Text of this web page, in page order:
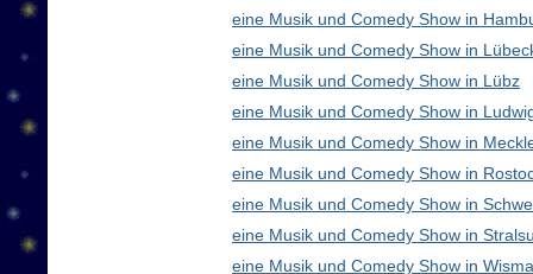
eine Musik und Comedy Show in
eine Musik und Comedy Show in
eine Musik und Comedy Show in Lübz
eine Musik und Comedy Show in
eine Musik und Comedy Show in
eine Musik und Comedy Show in
eine Musik und Comedy Show in
eine Musik und Comedy Show in
eine Musik und Comedy Show in